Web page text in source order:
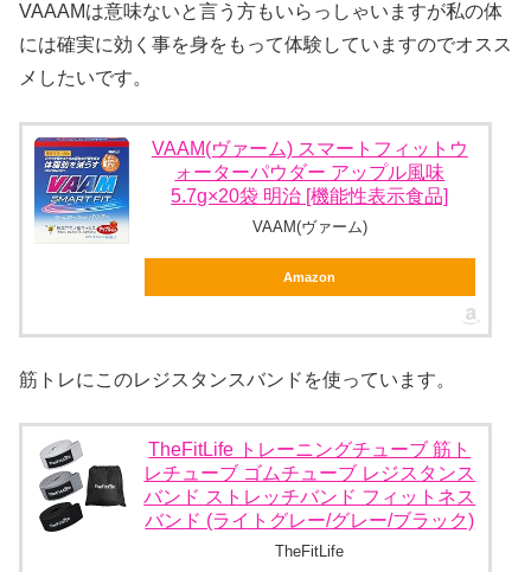
VAAAMは意味ないと言う方もいらっしゃいますが私の体
には確実に効く事を身をもって体験していますのでオスス
メしたいです。
VAAM(ヴァーム) スマートフィットウ
ォーターパウダー アップル風味
5.7g×20袋 明治 [機能性表示食品]
VAAM(ヴァーム)
Amazon
筋トレにこのレジスタンスバンドを使っています。
TheFitLife トレーニングチューブ 筋ト
レチューブ ゴムチューブ レジスタンス
バンド ストレッチバンド フィットネス
バンド (ライトグレー/グレー/ブラック)
TheFitLife